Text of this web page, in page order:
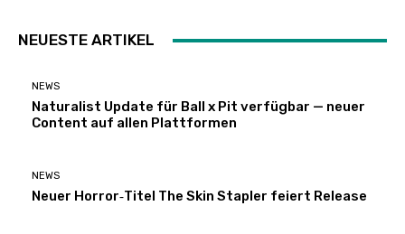
NEUESTE ARTIKEL
NEWS
Naturalist Update für Ball x Pit verfügbar — neuer
Content auf allen Plattformen
NEWS
Neuer Horror‑Titel The Skin Stapler feiert Release